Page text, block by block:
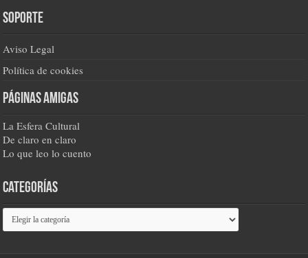
Soporte
Aviso Legal
Política de cookies
Páginas amigas
La Esfera Cultural
De claro en claro
Lo que leo lo cuento
Categorías
Categorías